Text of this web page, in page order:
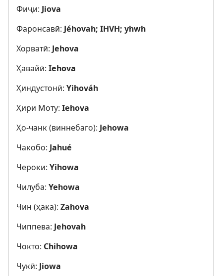
Фиҷи: Jiova
Фаронсавӣ: Jéhovah; IHVH; yhwh
Хорватӣ: Jehova
Ҳавайӣ: Iehova
Ҳиндустонӣ: Yihováh
Ҳири Моту: Iehova
Ҳо-чанк (виннебаго): Jehowa
Чакобо: Jahué
Чероки: Yihowa
Чилуба: Yehowa
Чин (ҳака): Zahova
Чиппева: Jehovah
Чокто: Chihowa
Чукӣ: Jiowa